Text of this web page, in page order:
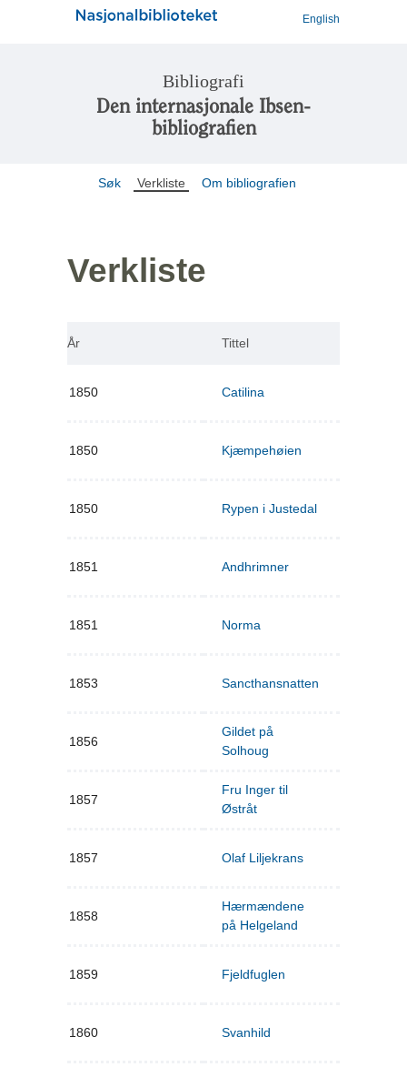
English
Bibliografi
Den internasjonale Ibsen-
bibliografien
Søk Verkliste Om bibliografien
Verkliste
År Tittel
1850 Catilina
1850 Kjæmpehøien
1850 Rypen i Justedal
1851 Andhrimner
1851 Norma
1853 Sancthansnatten
1856
Gildet på
Solhoug
1857
Fru Inger til
Østråt
1857 Olaf Liljekrans
1858
Hærmændene
på Helgeland
1859 Fjeldfuglen
1860 Svanhild